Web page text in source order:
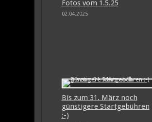
Fotos vom 1.5.25
02.04.2025
Bis zum 31. März noch
günstigere Startgebühren
:-)